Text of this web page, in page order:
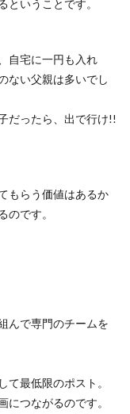
いうことです。
自宅に一円も入れ
ない父親は多いでし
だったら、出で行け!!
もらう価値はあるか
のです。
んで専門のチームを
最低限のポスト。
につながるのです。